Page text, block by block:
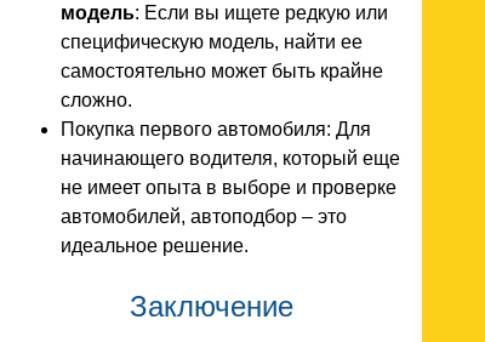
модель: Если вы ищете редкую или
специфическую модель, найти ее
самостоятельно может быть крайне
сложно.
Покупка первого автомобиля: Для
начинающего водителя, который еще
не имеет опыта в выборе и проверке
автомобилей, автоподбор – это
идеальное решение.
Заключение